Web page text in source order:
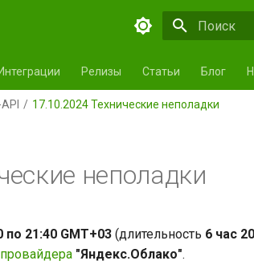
Интеграции Релизы Статьи Блог
17.10.2024 Технические неполадки
неполадки
по 21:40 GMT+03 (длительность 6 час
"Яндекс.Облако".